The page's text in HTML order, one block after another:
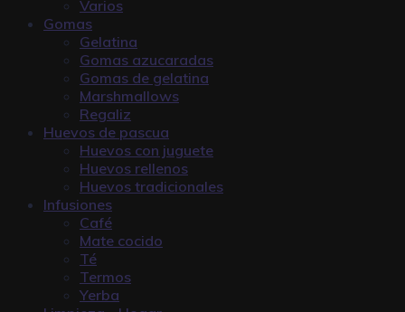
Varios
Gomas
Gelatina
Gomas azucaradas
Gomas de gelatina
Marshmallows
Regaliz
Huevos de pascua
Huevos con juguete
Huevos rellenos
Huevos tradicionales
Infusiones
Café
Mate cocido
Té
Termos
Yerba